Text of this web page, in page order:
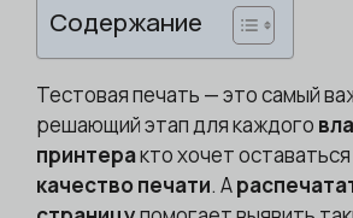
Содержание
Тестовая печать — это самый
решающий этап для каждого
принтеракто хочет
качество печати. A